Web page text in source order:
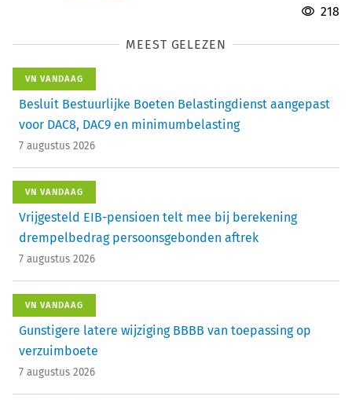
218
MEEST GELEZEN
VN VANDAAG
Besluit Bestuurlijke Boeten Belastingdienst aangepast
voor DAC8, DAC9 en minimumbelasting
7 augustus 2026
VN VANDAAG
Vrijgesteld EIB-pensioen telt mee bij berekening
drempelbedrag persoonsgebonden aftrek
7 augustus 2026
VN VANDAAG
Gunstigere latere wijziging BBBB van toepassing op
verzuimboete
7 augustus 2026